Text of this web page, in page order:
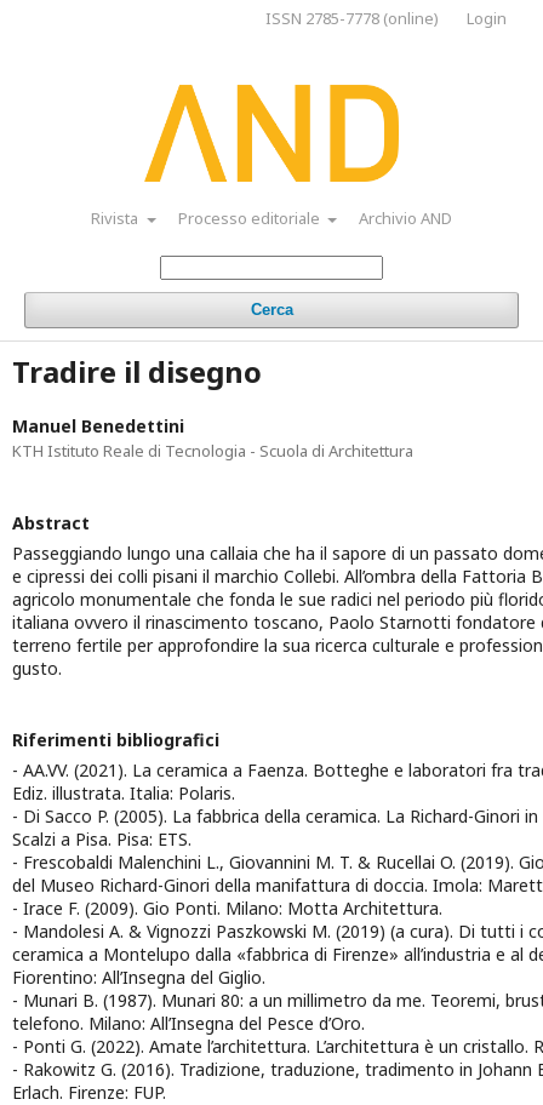
Rivista Processo editoriale Archivio AND
Cerca
ISSN 2785-7778 (online) Login
Tradire il disegno
Manuel Benedettini
KTH Istituto Reale di Tecnologia - Scuola di Architettura
Abstract
Passeggiando lungo una callaia che ha il sapore di un passato
e cipressi dei colli pisani il marchio Collebi. All’ombra della Fattoria
agricolo monumentale che fonda le sue radici nel periodo più
italiana ovvero il rinascimento toscano, Paolo Starnotti fondatore
terreno fertile per approfondire la sua ricerca culturale e
gusto.
Riferimenti bibliografici
- AA.VV. (2021). La ceramica a Faenza. Botteghe e laboratori fra
Ediz. illustrata. Italia: Polaris.
- Di Sacco P. (2005). La fabbrica della ceramica. La Richard-Ginori
Scalzi a Pisa. Pisa: ETS.
- Frescobaldi Malenchini L., Giovannini M. T. & Rucellai O. (2019).
del Museo Richard-Ginori della manifattura di doccia. Imola:
- Irace F. (2009). Gio Ponti. Milano: Motta Architettura.
- Mandolesi A. & Vignozzi Paszkowski M. (2019) (a cura). Di tutti i
ceramica a Montelupo dalla «fabbrica di Firenze» all’industria e al
Fiorentino: All’Insegna del Giglio.
- Munari B. (1987). Munari 80: a un millimetro da me. Teoremi,
telefono. Milano: All’Insegna del Pesce d’Oro.
- Ponti G. (2022). Amate l’architettura. L’architettura è un cristallo.
- Rakowitz G. (2016). Tradizione, traduzione, tradimento in Johann
Erlach. Firenze: FUP.